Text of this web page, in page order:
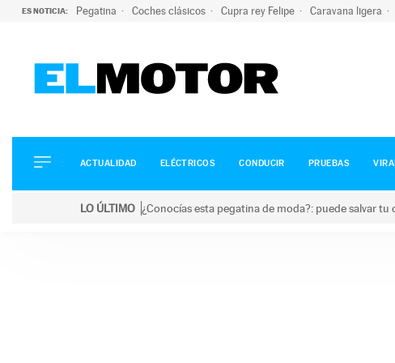
ES NOTICIA: Pegatina Coches clásicos Cupra rey Felipe Caravana ligera
ELÉCTRICOS
CONDUCIR
ACTUALIDAD ELÉCTRICOS CONDUCIR PRUEBAS
LO ÚLTIMO ¿Conocías esta pegatina de moda?: puede salvar